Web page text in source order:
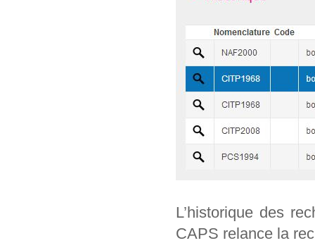
L’historique des
CAPS relance la